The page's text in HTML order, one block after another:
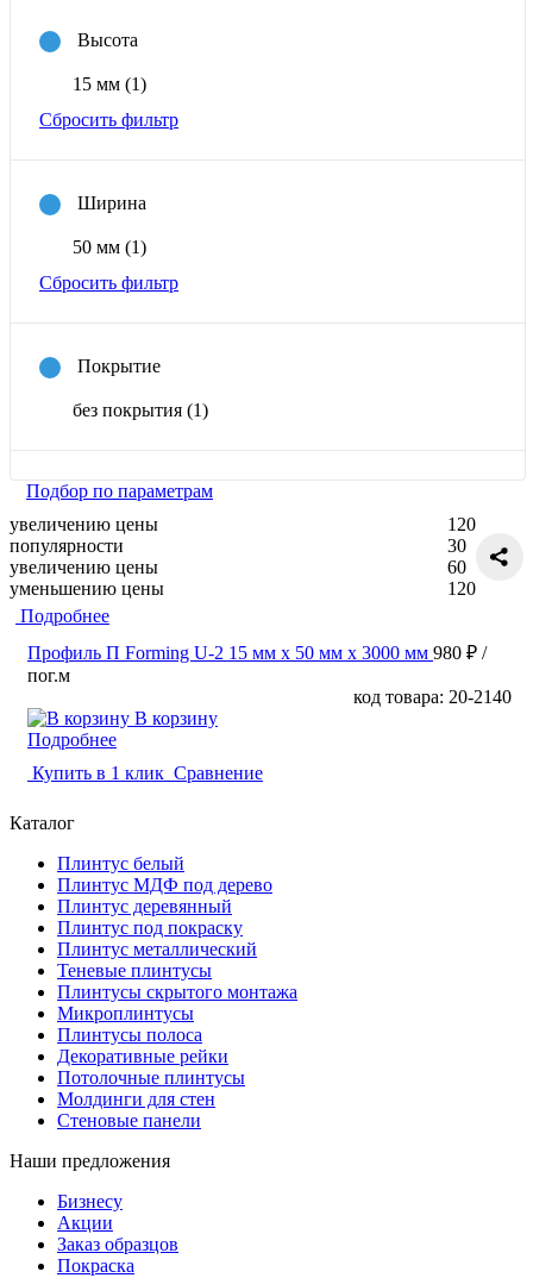
Высота
15 мм (1)
Сбросить фильтр
Ширина
50 мм (1)
Сбросить фильтр
Покрытие
без покрытия (1)
Подбор по параметрам
увеличению цены
популярности
увеличению цены
уменьшению цены
120
30
60
120
Подробнее
Профиль П Forming U-2 15 мм x 50 мм х 3000 мм 980 ₽ /
пог.м
код товара: 20-2140
В корзину
Подробнее
Купить в 1 клик Сравнение
Каталог
Плинтус белый
Плинтус МДФ под дерево
Плинтус деревянный
Плинтус под покраску
Плинтус металлический
Теневые плинтусы
Плинтусы скрытого монтажа
Микроплинтусы
Плинтусы полоса
Декоративные рейки
Потолочные плинтусы
Молдинги для стен
Стеновые панели
Наши предложения
Бизнесу
Акции
Заказ образцов
Покраска